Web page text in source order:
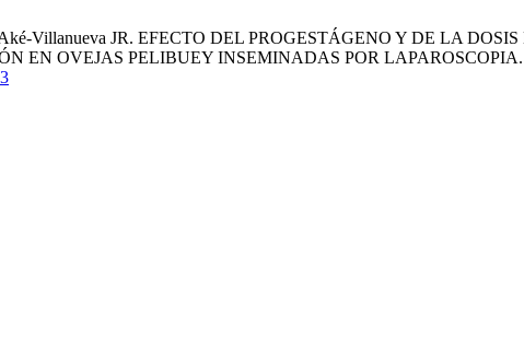
Aké-Villanueva JR. EFECTO DEL PROGESTÁGENO Y DE LA
EN OVEJAS PELIBUEY INSEMINADAS POR LAPAROSCOPIA.